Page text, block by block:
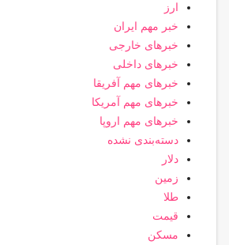
ارز
خبر مهم ایران
خبرهای خارجی
خبرهای داخلی
خبرهای مهم آفریقا
خبرهای مهم آمریکا
خبرهای مهم اروپا
دسته‌بندی نشده
دلار
زمین
طلا
قیمت
مسکن